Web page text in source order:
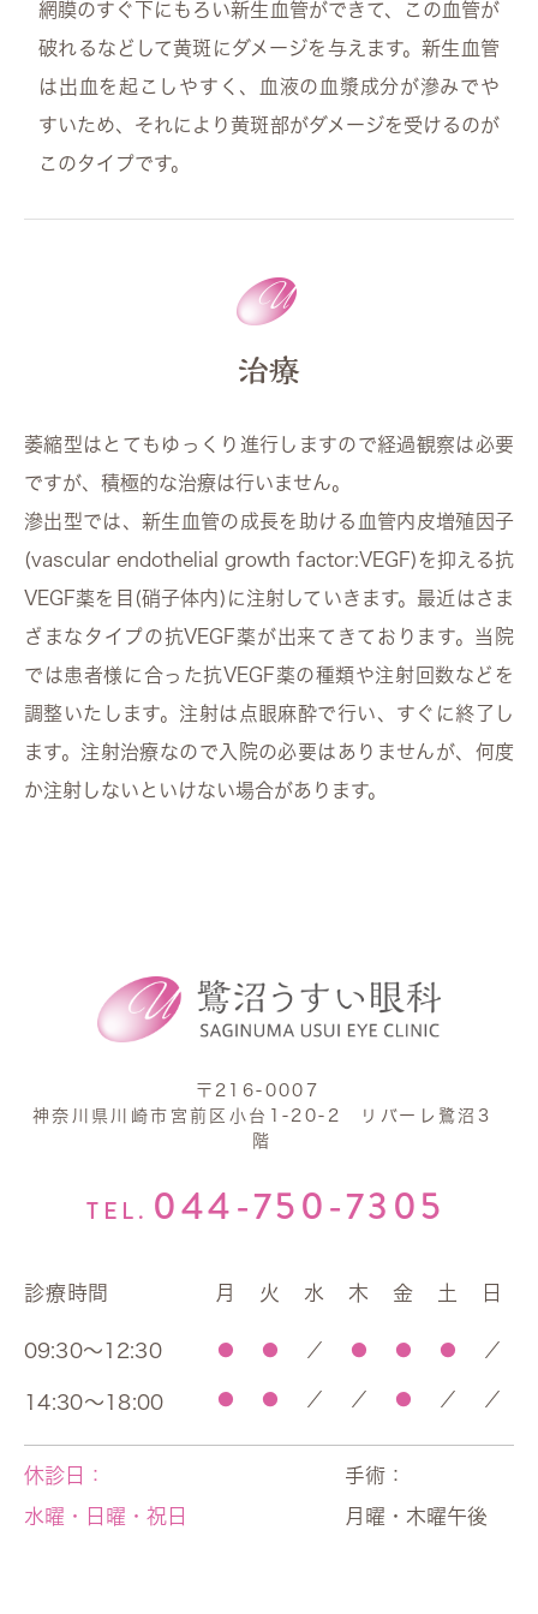
網膜のすぐ下にもろい新生血管ができて、この血管が
破れるなどして黄斑にダメージを与えます。新生血管
は出血を起こしやすく、血液の血漿成分が滲みでや
すいため、それにより黄斑部がダメージを受けるのが
このタイプです。
治療
萎縮型はとてもゆっくり進行しますので経過観察は必要
ですが、積極的な治療は行いません。
滲出型では、新生血管の成長を助ける血管内皮増殖因子
(vascular endothelial growth factor:VEGF)を抑える抗
VEGF薬を目(硝子体内)に注射していきます。最近はさま
ざまなタイプの抗VEGF薬が出来てきております。当院
では患者様に合った抗VEGF薬の種類や注射回数などを
調整いたします。注射は点眼麻酔で行い、すぐに終了し
ます。注射治療なので入院の必要はありませんが、何度
か注射しないといけない場合があります。
〒216-0007
神奈川県川崎市宮前区小台1-20-2 リバーレ鷺沼3
階
TEL. 044-750-7305
診療時間 月 火 水 木 金 土 日
09:30～12:30 ● ● ／ ● ● ● ／
14:30～18:00 ● ● ／ ／ ● ／ ／
休診日：
水曜・日曜・祝日
手術：
月曜・木曜午後